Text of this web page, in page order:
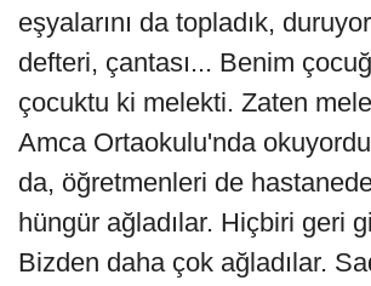
eşyalarını da topladık,
defteri, çantası... Benim
çocuktu ki melekti. Zaten
Amca Ortaokulu'nda
da, öğretmenleri de
hüngür ağladılar. Hiçbiri geri
Bizden daha çok ağladılar.